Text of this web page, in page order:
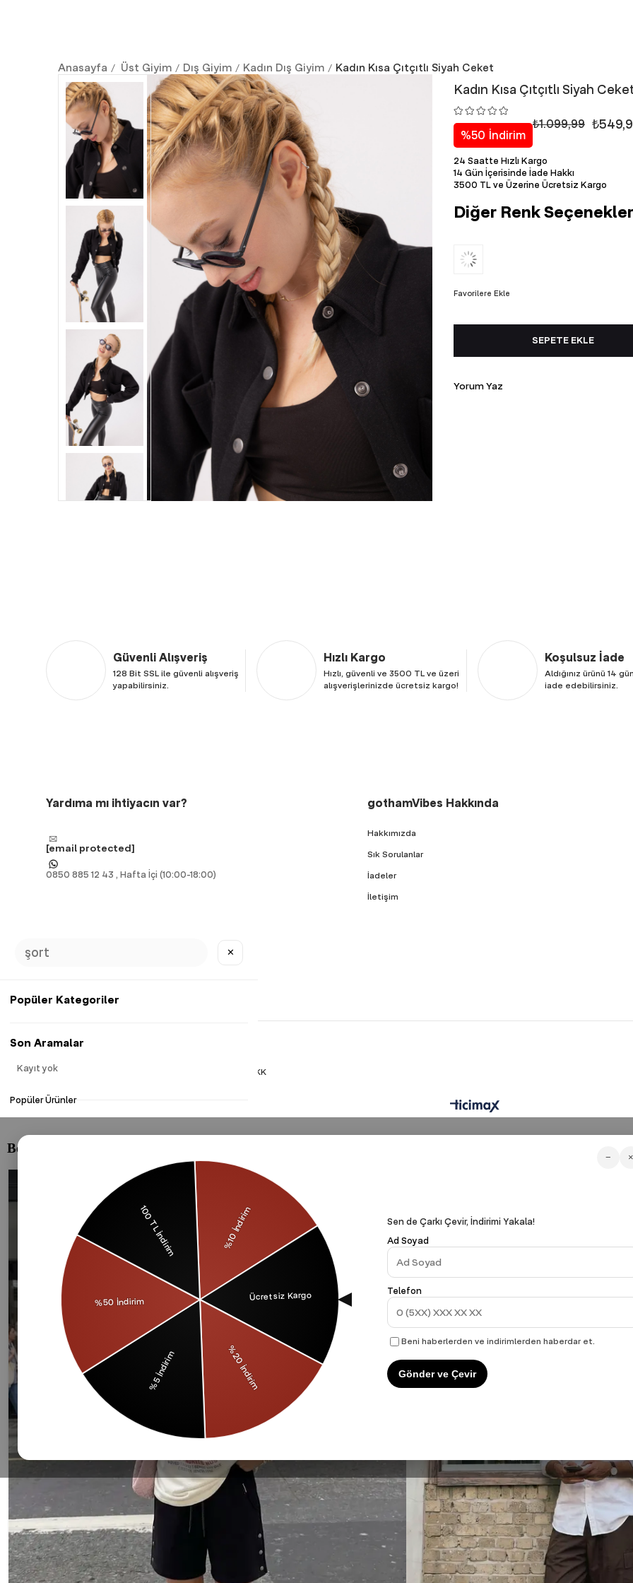
Anasayfa Üst Giyim Dış Giyim Kadın Dış Giyim Kadın Kısa Çıtçıtlı Siyah Ceket
Kadın Kısa Çıtçıtlı Siyah
%50 İndirim
₺1.099,99
24 Saatte Hızlı Kargo
14 Gün İçerisinde İade Hakkı
3500 TL ve Üzerine Ücretsiz Kargo
Diğer Renk
Favorilere Ekle
Yorum Yaz
Güvenli Alışveriş
128 Bit SSL ile güvenli alışveriş
yapabilirsiniz.
Hızlı Kargo
Hızlı, güvenli ve 3500 TL ve üzeri
alışverişlerinizde ücretsiz kargo!
Koşulsuz İade
Aldığınız ürünü 14
iade edebilirsiniz.
Yardıma mı ihtiyacın var?
[email protected]
0850 885 12 43 , Hafta İçi (10:00-18:00)
gothamVibes Hakkında
Hakkımızda
Sık Sorulanlar
İadeler
İletişim
Gizlilik Politikası KVKK
− ×
Sen de Çarkı Çevir, İndirimi Yakala!
Ad Soyad
Telefon
Beni haberlerden ve indirimlerden haberdar et.
Gönder ve Çevir
✕
Popüler Kategoriler
Son Aramalar
Kayıt yok
Popüler Ürünler